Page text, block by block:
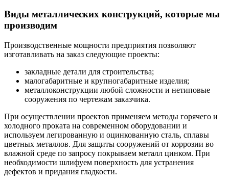
Виды металлических конструкций, которые мы
производим
Производственные мощности предприятия позволяют
изготавливать на заказ следующие проекты:
закладные детали для строительства;
малогабаритные и крупногабаритные изделия;
металлоконструкции любой сложности и нетиповые
сооружения по чертежам заказчика.
При осуществлении проектов применяем методы горячего и
холодного проката на современном оборудовании и
используем легированную и оцинкованную сталь, сплавы
цветных металлов. Для защиты сооружений от коррозии во
влажной среде по запросу покрываем металл цинком. При
необходимости шлифуем поверхность для устранения
дефектов и придания гладкости.